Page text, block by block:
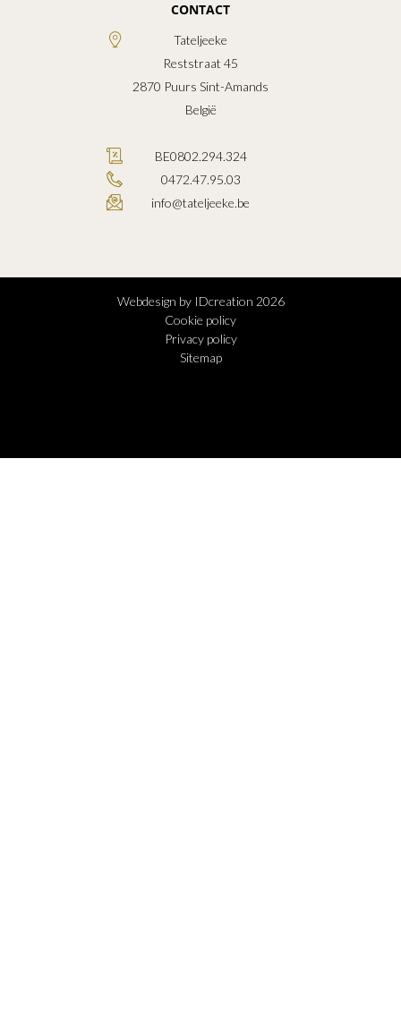
CONTACT
Tateljeeke
Reststraat 45
2870 Puurs Sint-Amands
België
BE0802.294.324
0472.47.95.03
info@tateljeeke.be
Webdesign by IDcreation 2026
Cookie policy
Privacy policy
Sitemap